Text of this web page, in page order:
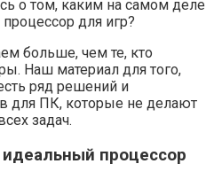
о том, каким на самом деле
для игр?
больше, чем те, кто
Наш материал для того,
ряд решений и
для ПК, которые не делают
задач.
процессор